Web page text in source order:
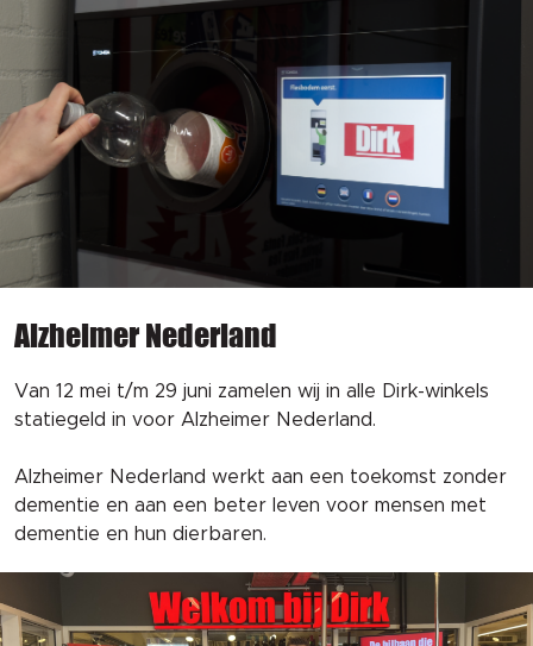
Alzheimer Nederland
Van 12 mei t/m 29 juni zamelen wij in alle Dirk-winkels
statiegeld in voor Alzheimer Nederland.
Alzheimer Nederland werkt aan een toekomst zonder
dementie en aan een beter leven voor mensen met
dementie en hun dierbaren.